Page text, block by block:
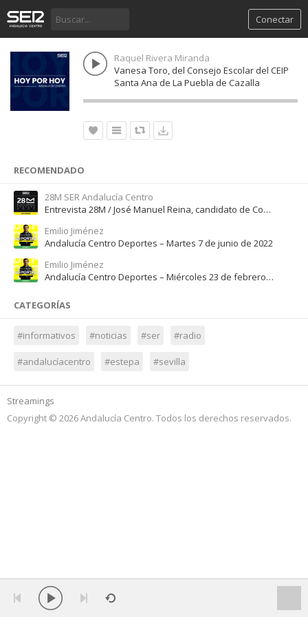
Conectar
Raquel Rivera Miranda
Vanesa Toro, del Consejo Escolar del CEIP
Santa Ana de La Puebla de Cazalla
RECOMENDADO
28M SER Andalucía Centro
Entrevista 28M / José Manuel Reina, candidato de Con Andalucía Con Gilena
Emilio Jiménez
Andalucía Centro Deportes – Martes 7 de junio de 2022
Emilio Jiménez
Andalucía Centro Deportes – Miércoles 23 de febrero de 2022
CATEGORÍAS
#informativos #noticias #ser #radio
#andalucíacentro #estepa #sevilla
Streamings
Copyright © 2026 Andalucía Centro. Todos los derechos reservados.